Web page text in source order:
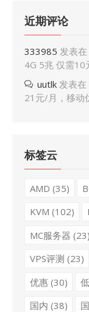
近期评论
333985 发表在
4G 5兆 仅需10
uutlk 发表在
21元/月，移动
标签云
AMD (35)
KVM (102)
MC服务器 (23)
VPS评测 (23)
优惠(30)
国内 (38)